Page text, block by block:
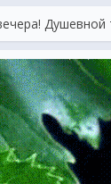
Душевной